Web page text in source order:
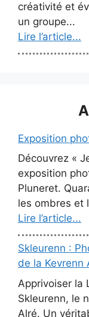
créativité et
un groupe...
Lire l’article...
Exposition
Découvrez «
exposition
Pluneret.
les ombres et
Lire l’article...
Skleurenn :
de la Kevrenn
Apprivoiser la
Skleurenn, le
Alré. Un